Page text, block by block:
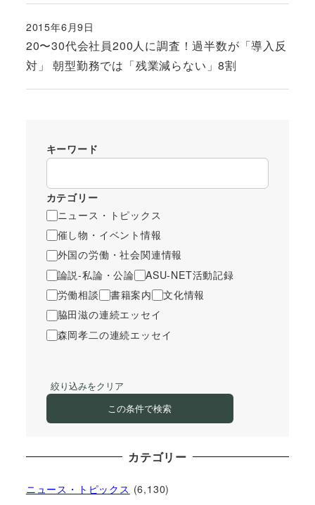
20〜30代会社員200人に調査！過半数が「導入反
対」 朝型勤務では「残業減らない」8割
投稿日
2015年6月9日
キーワード
カテゴリー
ニュース・トピックス
催し物・イベント情報
外国の労働・社会関連情報
論説-私論・公論
ASU-NET活動記録
労働相談
書籍案内
文化情報
脇田滋の連続エッセイ
森岡孝二の連続エッセイ
絞り込みをクリア
この条件で検索
カテゴリー
ニュース・トピックス (6,130)